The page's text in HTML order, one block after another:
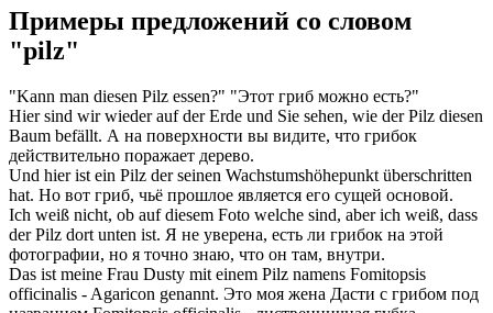
Примеры предложений со словом
"pilz"
"Kann man diesen Pilz essen?" "Этот гриб можно есть?"
Hier sind wir wieder auf der Erde und Sie sehen, wie derPilz diesen
Baum befällt. А на поверхности вы видите, что грибок
действительно поражает дерево.
Und hier ist ein Pilz der seinen Wachstumshöhepunkt überschritten
hat. Но вот гриб, чьё прошлое является его сущей основой.
Ich weiß nicht, ob auf diesem Foto welche sind, aber ich weiß, dass
derPilz dort unten ist. Я не уверена, есть ли грибок на этой
фотографии, но я точно знаю, что он там, внутри.
Das ist meine Frau Dusty mit einem Pilz namens Fomitopsis
officinalis - Agaricon genannt. Это моя жена Дасти с грибом под